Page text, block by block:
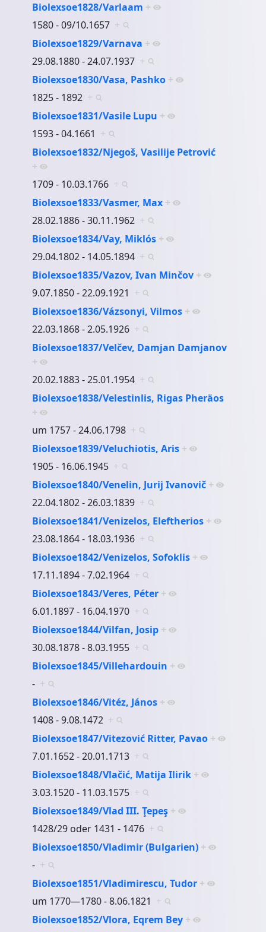
Biolexsoe1828/Varlaam +
1580 - 09/10.1657 +
Biolexsoe1829/Varnava +
29.08.1880 - 24.07.1937 +
Biolexsoe1830/Vasa, Pashko +
1825 - 1892 +
Biolexsoe1831/Vasile Lupu +
1593 - 04.1661 +
Biolexsoe1832/Njegoš, Vasilije Petrović
+
1709 - 10.03.1766 +
Biolexsoe1833/Vasmer, Max +
28.02.1886 - 30.11.1962 +
Biolexsoe1834/Vay, Miklós +
29.04.1802 - 14.05.1894 +
Biolexsoe1835/Vazov, Ivan Minčov +
9.07.1850 - 22.09.1921 +
Biolexsoe1836/Vázsonyi, Vilmos +
22.03.1868 - 2.05.1926 +
Biolexsoe1837/Velčev, Damjan Damjanov
+
20.02.1883 - 25.01.1954 +
Biolexsoe1838/Velestinlis, Rigas Pheräos
+
um 1757 - 24.06.1798 +
Biolexsoe1839/Veluchiotis, Aris +
1905 - 16.06.1945 +
Biolexsoe1840/Venelin, Jurij Ivanovič +
22.04.1802 - 26.03.1839 +
Biolexsoe1841/Venizelos, Eleftherios +
23.08.1864 - 18.03.1936 +
Biolexsoe1842/Venizelos, Sofoklis +
17.11.1894 - 7.02.1964 +
Biolexsoe1843/Veres, Péter +
6.01.1897 - 16.04.1970 +
Biolexsoe1844/Vilfan, Josip +
30.08.1878 - 8.03.1955 +
Biolexsoe1845/Villehardouin +
- +
Biolexsoe1846/Vitéz, János +
1408 - 9.08.1472 +
Biolexsoe1847/Vitezović Ritter, Pavao +
7.01.1652 - 20.01.1713 +
Biolexsoe1848/Vlačić, Matija Ilirik +
3.03.1520 - 11.03.1575 +
Biolexsoe1849/Vlad III. Ţepeş +
1428/29 oder 1431 - 1476 +
Biolexsoe1850/Vladimir (Bulgarien) +
- +
Biolexsoe1851/Vladimirescu, Tudor +
um 1770—1780 - 8.06.1821 +
Biolexsoe1852/Vlora, Eqrem Bey +